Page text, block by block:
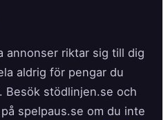
annonser riktar sig till dig
aldrig för pengar du
Besök stödlinjen.se och
spelpaus.se om du inte